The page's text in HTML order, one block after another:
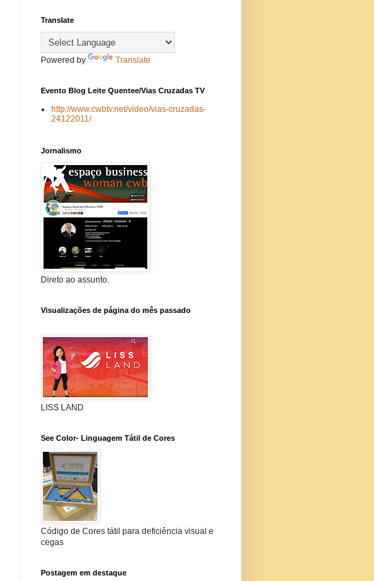
Translate
Powered by Translate
Evento Blog Leite Quentee/Vias Cruzadas TV
http://www.cwbtv.net/video/vias-cruzadas-
24122011/
Jornalismo
Direto ao assunto.
Visualizações de página do mês passado
LISS LAND
See Color- Linguagem Tátil de Cores
Código de Cores tátil para deficiência visual e
cegas
Postagem em destaque